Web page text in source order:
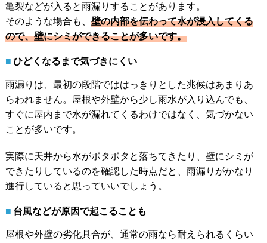
亀裂などが入ると雨漏りすることがあります。
そのような場合も、 壁の内部を伝わって水が浸入してくる
ので、壁にシミができることが多いです。
ひどくなるまで気づきにくい
雨漏りは、最初の段階でははっきりとした兆候はあまりあ
らわれません。屋根や外壁から少し雨水が入り込んでも、
すぐに屋内まで水が漏れてくるわけではなく、気づかない
ことが多いです。
実際に天井から水がポタポタと落ちてきたり、壁にシミが
できたりしているのを確認した時点だと、雨漏りがかなり
進行していると思っていいでしょう。
台風などが原因で起こることも
屋根や外壁の劣化具合が、通常の雨なら耐えられるくらい